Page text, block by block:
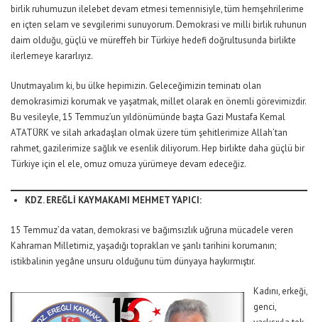
birlik ruhumuzun ilelebet devam etmesi temennisiyle, tüm hemşehrilerime
en içten selam ve sevgilerimi sunuyorum. Demokrasi ve milli birlik ruhunun
daim olduğu, güçlü ve müreffeh bir Türkiye hedefi doğrultusunda birlikte
ilerlemeye kararlıyız.
Unutmayalım ki, bu ülke hepimizin. Geleceğimizin teminatı olan
demokrasimizi korumak ve yaşatmak, millet olarak en önemli görevimizdir.
Bu vesileyle, 15 Temmuz’un yıldönümünde başta Gazi Mustafa Kemal
ATATÜRK ve silah arkadaşları olmak üzere tüm şehitlerimize Allah’tan
rahmet, gazilerimize sağlık ve esenlik diliyorum. Hep birlikte daha güçlü bir
Türkiye için el ele, omuz omuza yürümeye devam edeceğiz.
KDZ. EREĞLİ KAYMAKAMI MEHMET YAPICI:
15 Temmuz’da vatan, demokrasi ve bağımsızlık uğruna mücadele veren
Kahraman Milletimiz, yaşadığı toprakları ve şanlı tarihini korumanın;
istikbalinin yegâne unsuru olduğunu tüm dünyaya haykırmıştır.
Kadını, erkeği,
genci,